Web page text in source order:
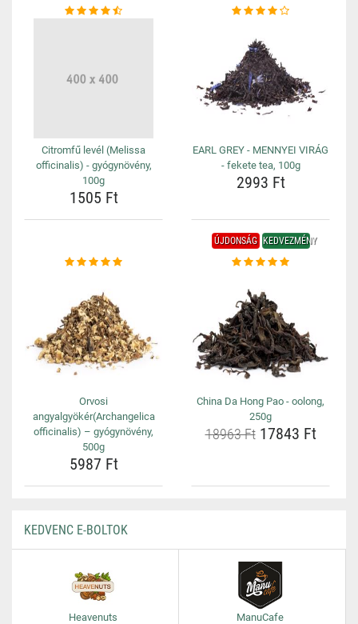
Citromfű levél (Melissa
officinalis) - gyógynövény,
100g
1505 Ft
EARL GREY - MENNYEI VIRÁG
- fekete tea, 100g
2993 Ft
Orvosi
angyalgyökér(Archangelica
officinalis) – gyógynövény,
500g
5987 Ft
ÚJDONSÁG KEDVEZMÉNY
China Da Hong Pao - oolong,
250g
18963 Ft17843 Ft
KEDVENC E-BOLTOK
Heavenuts ManuCafe